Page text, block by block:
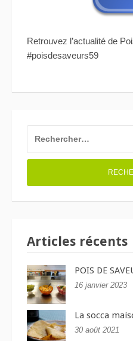
Retrouvez l’actualité de
#poisdesaveurs59
Articles récents
POIS DE
16 janvier 2023
La socca
30 août 2021